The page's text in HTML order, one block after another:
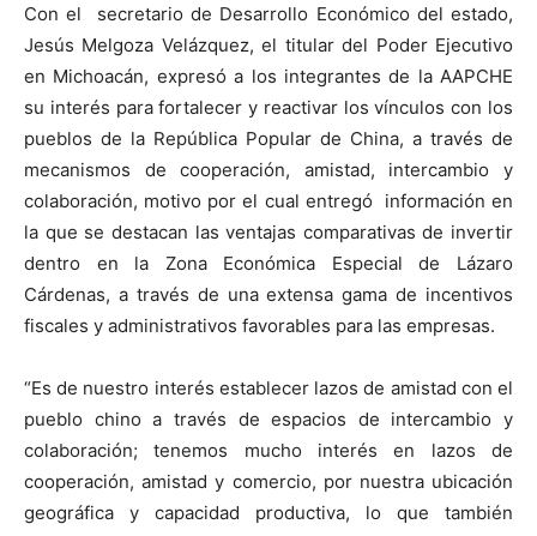
Con el secretario de Desarrollo Económico del estado,
Jesús Melgoza Velázquez, el titular del Poder Ejecutivo
en Michoacán, expresó a los integrantes de la AAPCHE
su interés para fortalecer y reactivar los vínculos con los
pueblos de la República Popular de China, a través de
mecanismos de cooperación, amistad, intercambio y
colaboración, motivo por el cual entregó información en
la que se destacan las ventajas comparativas de invertir
dentro en la Zona Económica Especial de Lázaro
Cárdenas, a través de una extensa gama de incentivos
fiscales y administrativos favorables para las empresas.
“Es de nuestro interés establecer lazos de amistad con el
pueblo chino a través de espacios de intercambio y
colaboración; tenemos mucho interés en lazos de
cooperación, amistad y comercio, por nuestra ubicación
geográfica y capacidad productiva, lo que también